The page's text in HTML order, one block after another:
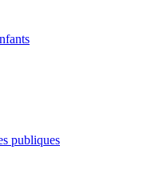
publiques